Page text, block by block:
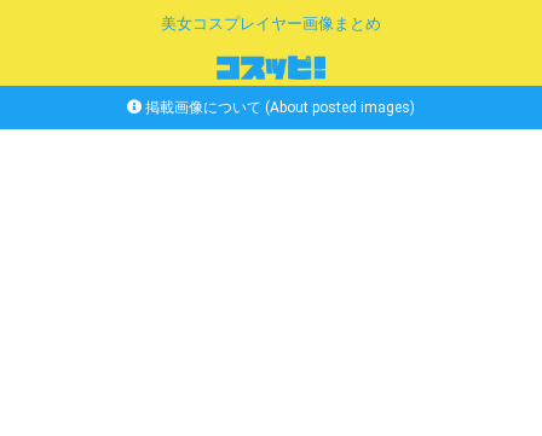
美女コスプレイヤー画像まとめ
掲載画像について (About posted images)